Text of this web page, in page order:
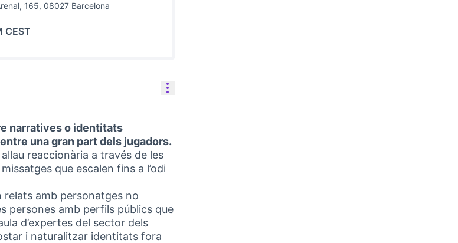
165, 08027 Barcelona
CEST
Resource controls
narratives o identitats
una gran part dels jugadors.
reaccionària a través de les
que escalen fins a l’odi
relats amb personatges no
persones amb perfils públics que
d’expertes del sector dels
i naturalitzar identitats fora